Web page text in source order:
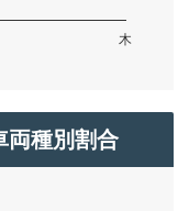
両種別割合